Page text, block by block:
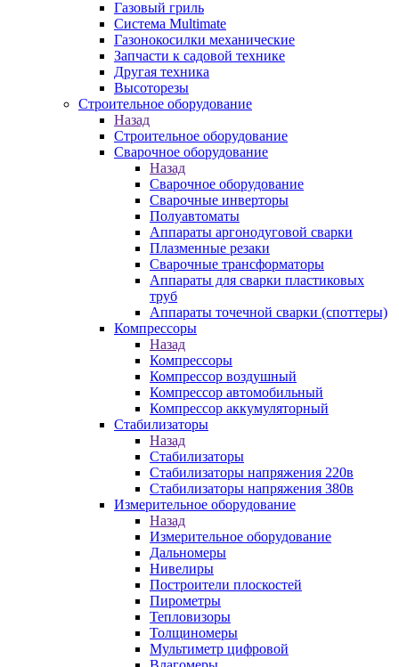
Газовый гриль
Система Multimate
Газонокосилки механические
Запчасти к садовой технике
Другая техника
Высоторезы
Строительное оборудование
Назад
Строительное оборудование
Сварочное оборудование
Назад
Сварочное оборудование
Сварочные инверторы
Полуавтоматы
Аппараты аргонодуговой сварки
Плазменные резаки
Сварочные трансформаторы
Аппараты для сварки пластиковых
труб
Аппараты точечной сварки (споттеры)
Компрессоры
Назад
Компрессоры
Компрессор воздушный
Компрессор автомобильный
Компрессор аккумуляторный
Стабилизаторы
Назад
Стабилизаторы
Стабилизаторы напряжения 220в
Стабилизаторы напряжения 380в
Измерительное оборудование
Назад
Измерительное оборудование
Дальномеры
Нивелиры
Построители плоскостей
Пирометры
Тепловизоры
Толщиномеры
Мультиметр цифровой